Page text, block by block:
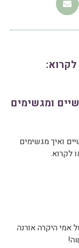
ומגשימים
ואיך מגשימים
לקרוא.
אמי היקרה אורנה